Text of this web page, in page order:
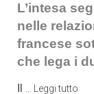
L’intesa
nelle
francese
che lega i
Leggi tutto